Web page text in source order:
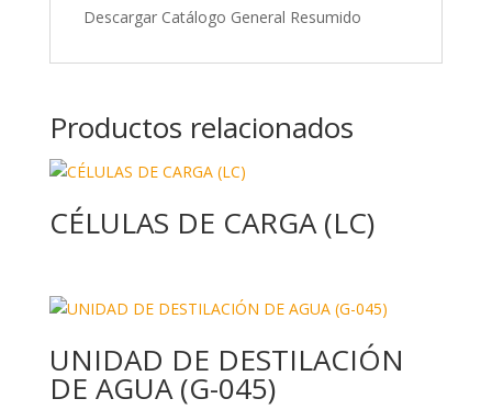
Descargar Catálogo General Resumido
Productos relacionados
CÉLULAS DE CARGA (LC)
UNIDAD DE DESTILACIÓN
DE AGUA (G-045)